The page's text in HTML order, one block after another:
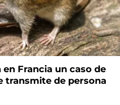
Francia un caso de
transmite de persona